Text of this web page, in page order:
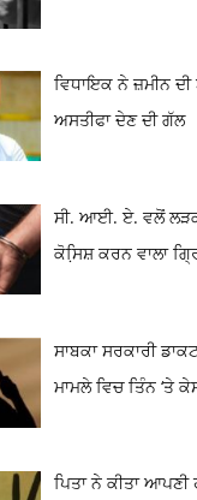
ਵਿਧਾਇਕ ਨੇ ਜ਼ਮੀਨ
ਅਸਤੀਫਾ ਦੇਣ ਦੀ ਗੱਲ
ਸੀ. ਆਈ. ਏ. ਵਲੋਂ
ਕੋਸਿ਼ਸ਼ ਕਰਨ ਵਾਲਾ
ਸਾਬਕਾ ਸਰਕਾਰੀ
ਮਾਮਲੇ ਵਿਚ ਤਿੰਨ ‘ਤੇ
ਪਿਤਾ ਨੇ ਕੀਤਾ ਆਪਣੀ